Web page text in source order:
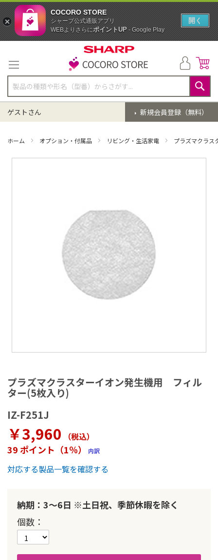
テ
ン
ツ
に
ス
キ
ッ
検
索
新規会員登録（無料）
ゲストさん
ホーム オプション・付属品 リビング・生活家電 プラズマクラス
プラズマクラスターイオン発生機用 フィル
ター(5枚入り)
IZ-F251J
￥3,960 （税込）
39 ポイント（1％） 内訳
対応する製品一覧を確認する
納期：3～6日 ※土日祝、季節休暇を除く
個数
メ
ー
ジ
ャ
リ
ー
の
最
初
動
る
COCORO STORE
シャープ公式通販アプリ
WEBよりさらにポイントUP- Google Play
開く